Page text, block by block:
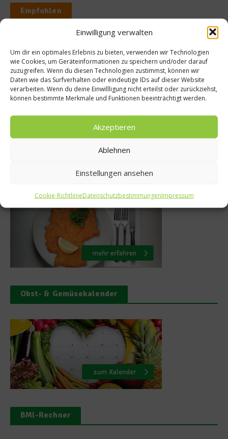
Einwilligung verwalten
Um dir ein optimales Erlebnis zu bieten, verwenden wir Technologien
wie Cookies, um Geräteinformationen zu speichern und/oder darauf
zuzugreifen. Wenn du diesen Technologien zustimmst, können wir
Daten wie das Surfverhalten oder eindeutige IDs auf dieser Website
verarbeiten. Wenn du deine Einwillligung nicht erteilst oder zurückziehst,
können bestimmte Merkmale und Funktionen beeinträchtigt werden.
Akzeptieren
Ablehnen
Einstellungen ansehen
Cookie-RichtlinieDatenschutzbestimmungenImpressum
Empfohlen
Flasche:
Interview
2016
Rezepte
Tomaten-Käse-
Zwei
7. März 2017
Was isst Deutschland
Obst- & Gemüsekalender
BMI-Rechner